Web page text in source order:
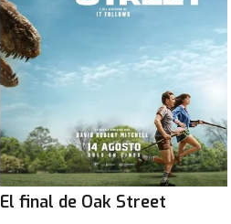
El final de Oak Street